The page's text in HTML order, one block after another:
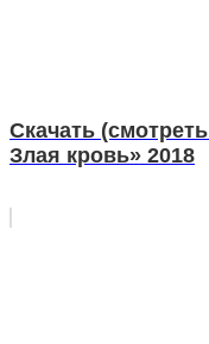
Скачать
Злая кровь» 2018